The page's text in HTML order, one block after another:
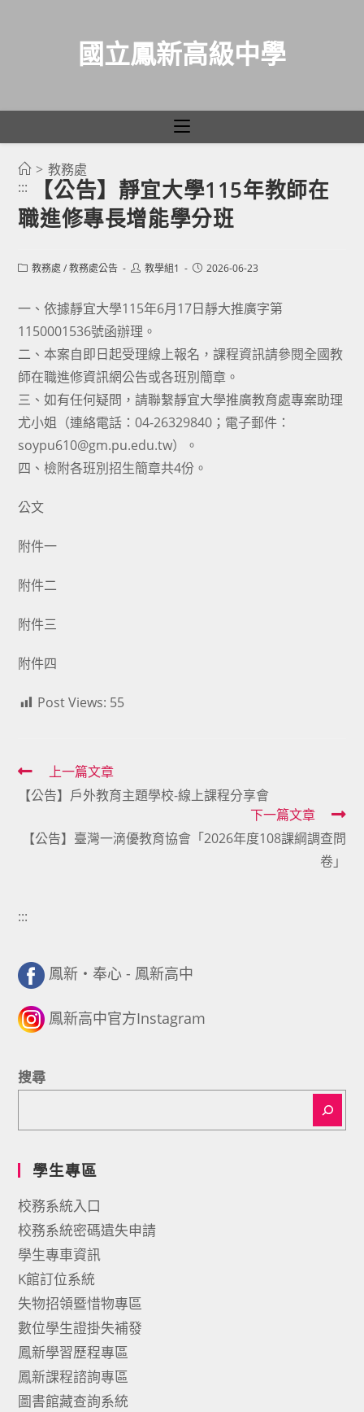
國立鳳新高級中學
> 教務處
:::
【公告】靜宜大學115年教師在
職進修專長增能學分班
Post教務處 / 教務處公告
Post教學組1
Post2026-06-23
一、依據靜宜大學115年6月17日靜大推廣字第
1150001536號函辦理。
二、本案自即日起受理線上報名，課程資訊請參閱全國教
師在職進修資訊網公告或各班別簡章。
三、如有任何疑問，請聯繫靜宜大學推廣教育處專案助理
尤小姐（連絡電話：04-26329840；電子郵件：
soypu610@gm.pu.edu.tw）。
四、檢附各班別招生簡章共4份。
公文
附件一
附件二
附件三
附件四
Post Views: 55
Read
more
articles
上一篇文章
【公告】戶外教育主題學校-線上課程分享會
下一篇文章
【公告】臺灣一滴優教育協會「2026年度108課綱調查問
卷」
:::
鳳新・奉心 - 鳳新高中
鳳新高中官方Instagram
搜尋
學生專區
校務系統入口
校務系統密碼遺失申請
學生專車資訊
K館訂位系統
失物招領暨惜物專區
數位學生證掛失補發
鳳新學習歷程專區
鳳新課程諮詢專區
圖書館藏查詢系統